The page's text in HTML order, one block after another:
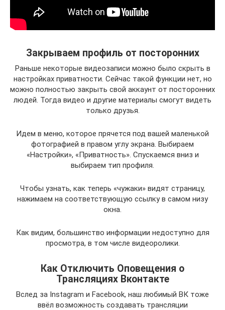
Закрываем профиль от посторонних
Раньше некоторые видеозаписи можно было скрыть в
настройках приватности. Сейчас такой функции нет, но
можно полностью закрыть свой аккаунт от посторонних
людей. Тогда видео и другие материалы смогут видеть
только друзья.
Идем в меню, которое прячется под вашей маленькой
фотографией в правом углу экрана. Выбираем
«Настройки», «Приватность». Спускаемся вниз и
выбираем тип профиля.
Чтобы узнать, как теперь «чужаки» видят страницу,
нажимаем на соответствующую ссылку в самом низу
окна.
Как видим, большинство информации недоступно для
просмотра, в том числе видеоролики.
Как Отключить Оповещения о
Трансляциях Вконтакте
Вслед за Instagram и Facebook, наш любимый ВК тоже
ввёл возможность создавать трансляции